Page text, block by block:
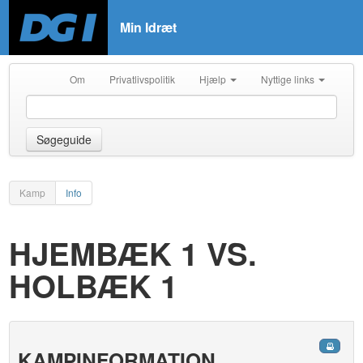
Min Idræt
Om Privatlivspolitik Hjælp Nyttige links
Søgeguide
Kamp Info
HJEMBÆK 1 VS.
HOLBÆK 1